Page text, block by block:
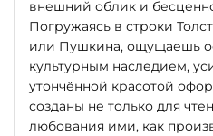
внешний облик и
Погружаясь в строки
или Пушкина, ощущаешь
культурным наследием,
утончённой красотой
созданы не только для
любования ими, как